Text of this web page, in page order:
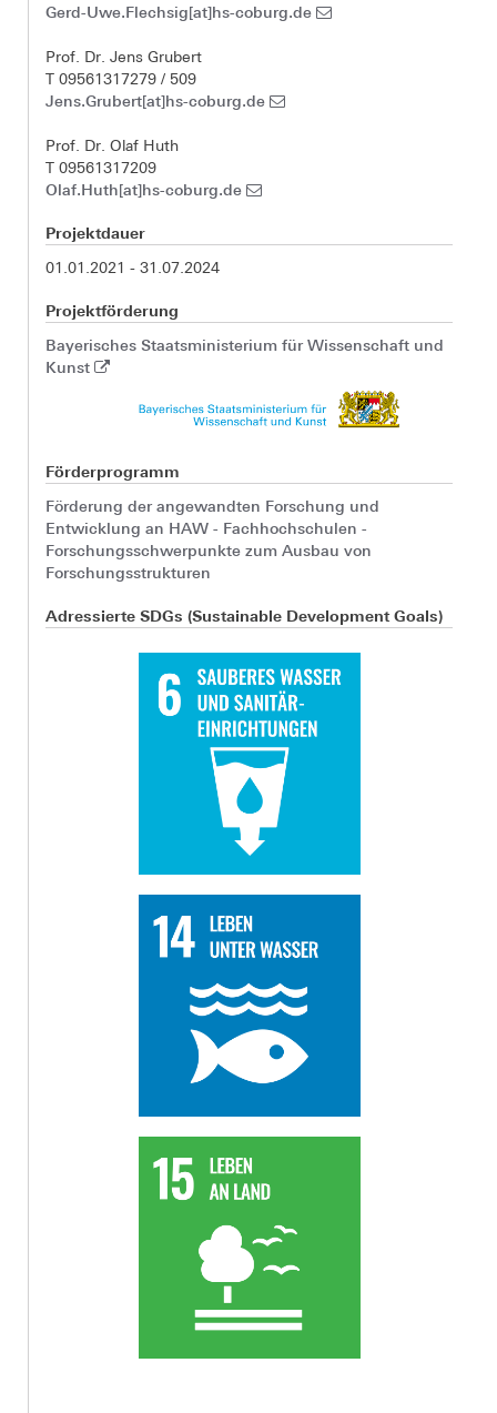
Gerd-Uwe.Flechsig[at]hs-coburg.de
Prof. Dr. Jens Grubert
T 09561317279 / 509
Jens.Grubert[at]hs-coburg.de
Prof. Dr. Olaf Huth
T 09561317209
Olaf.Huth[at]hs-coburg.de
Projektdauer
01.01.2021 - 31.07.2024
Projektförderung
Bayerisches Staatsministerium für Wissenschaft und
Kunst
Förderprogramm
Förderung der angewandten Forschung und
Entwicklung an HAW - Fachhochschulen -
Forschungsschwerpunkte zum Ausbau von
Forschungsstrukturen
Adressierte SDGs (Sustainable Development Goals)